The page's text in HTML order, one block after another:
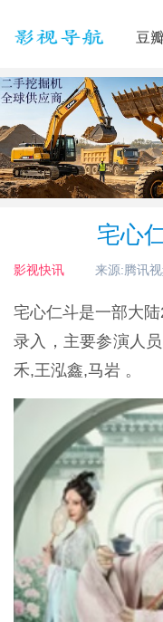
豆
宅心
影视快讯 来源:腾讯
宅心仁斗是一部大
录入，主要参演人
禾,王泓鑫,马岩 。